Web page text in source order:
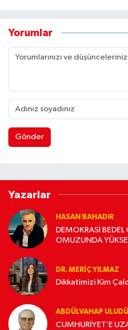
Yorumlar
Gönder
Yazarlar
HASAN BAHADIR
DEMOKRASİ BEDEL
OMUZUNDA
DR. MERIÇ YILMAZ
Dikkatimizi Kim
ABDÜLVAHAP
CUMHURİYET’E